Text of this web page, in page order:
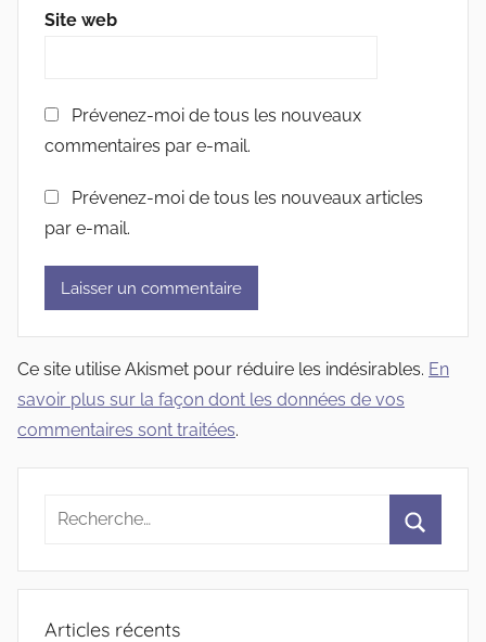
Site web
Prévenez-moi de tous les nouveaux
commentaires par e-mail.
Prévenez-moi de tous les nouveaux articles
par e-mail.
Ce site utilise Akismet pour réduire les indésirables. En
savoir plus sur la façon dont les données de vos
commentaires sont traitées.
Recherche
:
Articles récents